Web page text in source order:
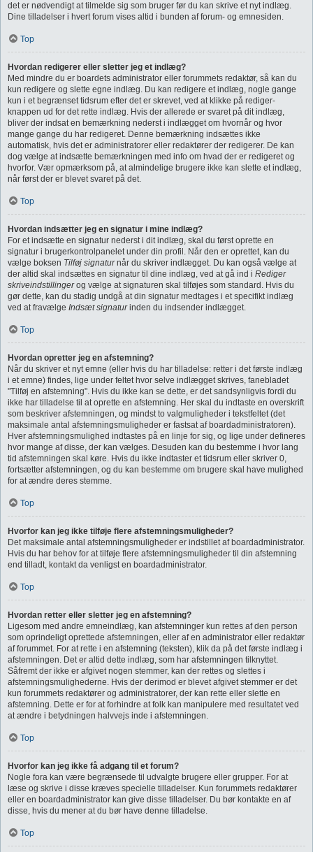
det er nødvendigt at tilmelde sig som bruger før du kan skrive et nyt indlæg.
Dine tilladelser i hvert forum vises altid i bunden af forum- og emnesiden.
Top
Hvordan redigerer eller sletter jeg et indlæg?
Med mindre du er boardets administrator eller forummets redaktør, så kan du
kun redigere og slette egne indlæg. Du kan redigere et indlæg, nogle gange
kun i et begrænset tidsrum efter det er skrevet, ved at klikke på rediger-
knappen ud for det rette indlæg. Hvis der allerede er svaret på dit indlæg,
bliver der indsat en bemærkning nederst i indlægget om hvornår og hvor
mange gange du har redigeret. Denne bemærkning indsættes ikke
automatisk, hvis det er administratorer eller redaktører der redigerer. De kan
dog vælge at indsætte bemærkningen med info om hvad der er redigeret og
hvorfor. Vær opmærksom på, at almindelige brugere ikke kan slette et indlæg,
når først der er blevet svaret på det.
Top
Hvordan indsætter jeg en signatur i mine indlæg?
For et indsætte en signatur nederst i dit indlæg, skal du først oprette en
signatur i brugerkontrolpanelet under din profil. Når den er oprettet, kan du
vælge boksen Tilføj signaturnår du skriver indlægget. Du kan også vælge at
der altid skal indsættes en signatur til dine indlæg, ved at gå ind i Rediger
skriveindstillingerog vælge at signaturen skal tilføjes som standard. Hvis du
gør dette, kan du stadig undgå at din signatur medtages i et specifikt indlæg
ved at fravælge Indsæt signaturinden du indsender indlægget.
Top
Hvordan opretter jeg en afstemning?
Når du skriver et nyt emne (eller hvis du har tilladelse: retter i det første indlæg
i et emne) findes, lige under feltet hvor selve indlægget skrives, fanebladet
"Tilføj en afstemning". Hvis du ikke kan se dette, er det sandsynligvis fordi du
ikke har tilladelse til at oprette en afstemning. Her skal du indtaste en overskrift
som beskriver afstemningen, og mindst to valgmuligheder i tekstfeltet (det
maksimale antal afstemningsmuligheder er fastsat af boardadministratoren).
Hver afstemningsmulighed indtastes på en linje for sig, og lige under defineres
hvor mange af disse, der kan vælges. Desuden kan du bestemme i hvor lang
tid afstemningen skal køre. Hvis du ikke indtaster et tidsrum eller skriver 0,
fortsætter afstemningen, og du kan bestemme om brugere skal have mulighed
for at ændre deres stemme.
Top
Hvorfor kan jeg ikke tilføje flere afstemningsmuligheder?
Det maksimale antal afstemningsmuligheder er indstillet af boardadministrator.
Hvis du har behov for at tilføje flere afstemningsmuligheder til din afstemning
end tilladt, kontakt da venligst en boardadministrator.
Top
Hvordan retter eller sletter jeg en afstemning?
Ligesom med andre emneindlæg, kan afstemninger kun rettes af den person
som oprindeligt oprettede afstemningen, eller af en administrator eller redaktør
af forummet. For at rette i en afstemning (teksten), klik da på det første indlæg i
afstemningen. Det er altid dette indlæg, som har afstemningen tilknyttet.
Såfremt der ikke er afgivet nogen stemmer, kan der rettes og slettes i
afstemningsmulighederne. Hvis der derimod er blevet afgivet stemmer er det
kun forummets redaktører og administratorer, der kan rette eller slette en
afstemning. Dette er for at forhindre at folk kan manipulere med resultatet ved
at ændre i betydningen halvvejs inde i afstemningen.
Top
Hvorfor kan jeg ikke få adgang til et forum?
Nogle fora kan være begrænsede til udvalgte brugere eller grupper. For at
læse og skrive i disse kræves specielle tilladelser. Kun forummets redaktører
eller en boardadministrator kan give disse tilladelser. Du bør kontakte en af
disse, hvis du mener at du bør have denne tilladelse.
Top